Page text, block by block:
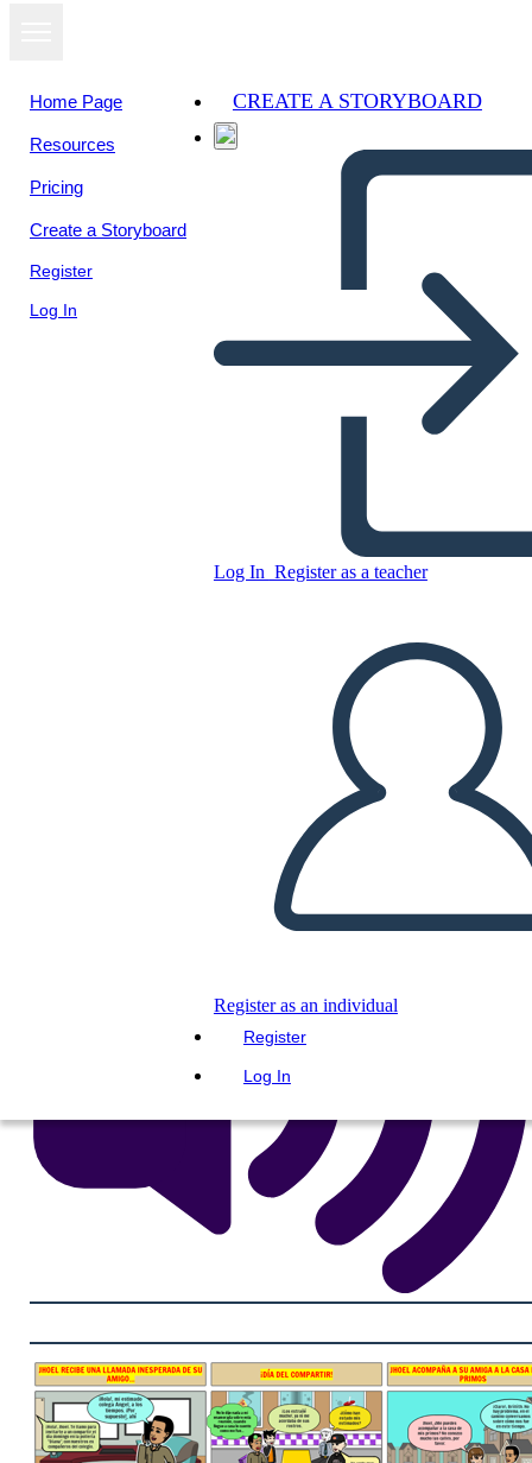
Home Page
Resources
Pricing
Create a Storyboard
Register
Log In
CREATE A STORYBOARD
Log In Register as a teacher
Register as an individual
Register
Log In
HISTORIETA
Copy this Storyboard
CREATE A STORYBOARD
PLAY SLIDESHOW
READ TO ME
View as
slideshow